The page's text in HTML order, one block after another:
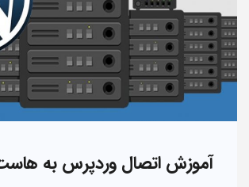
آموزش اتصال وردپرس به هاست